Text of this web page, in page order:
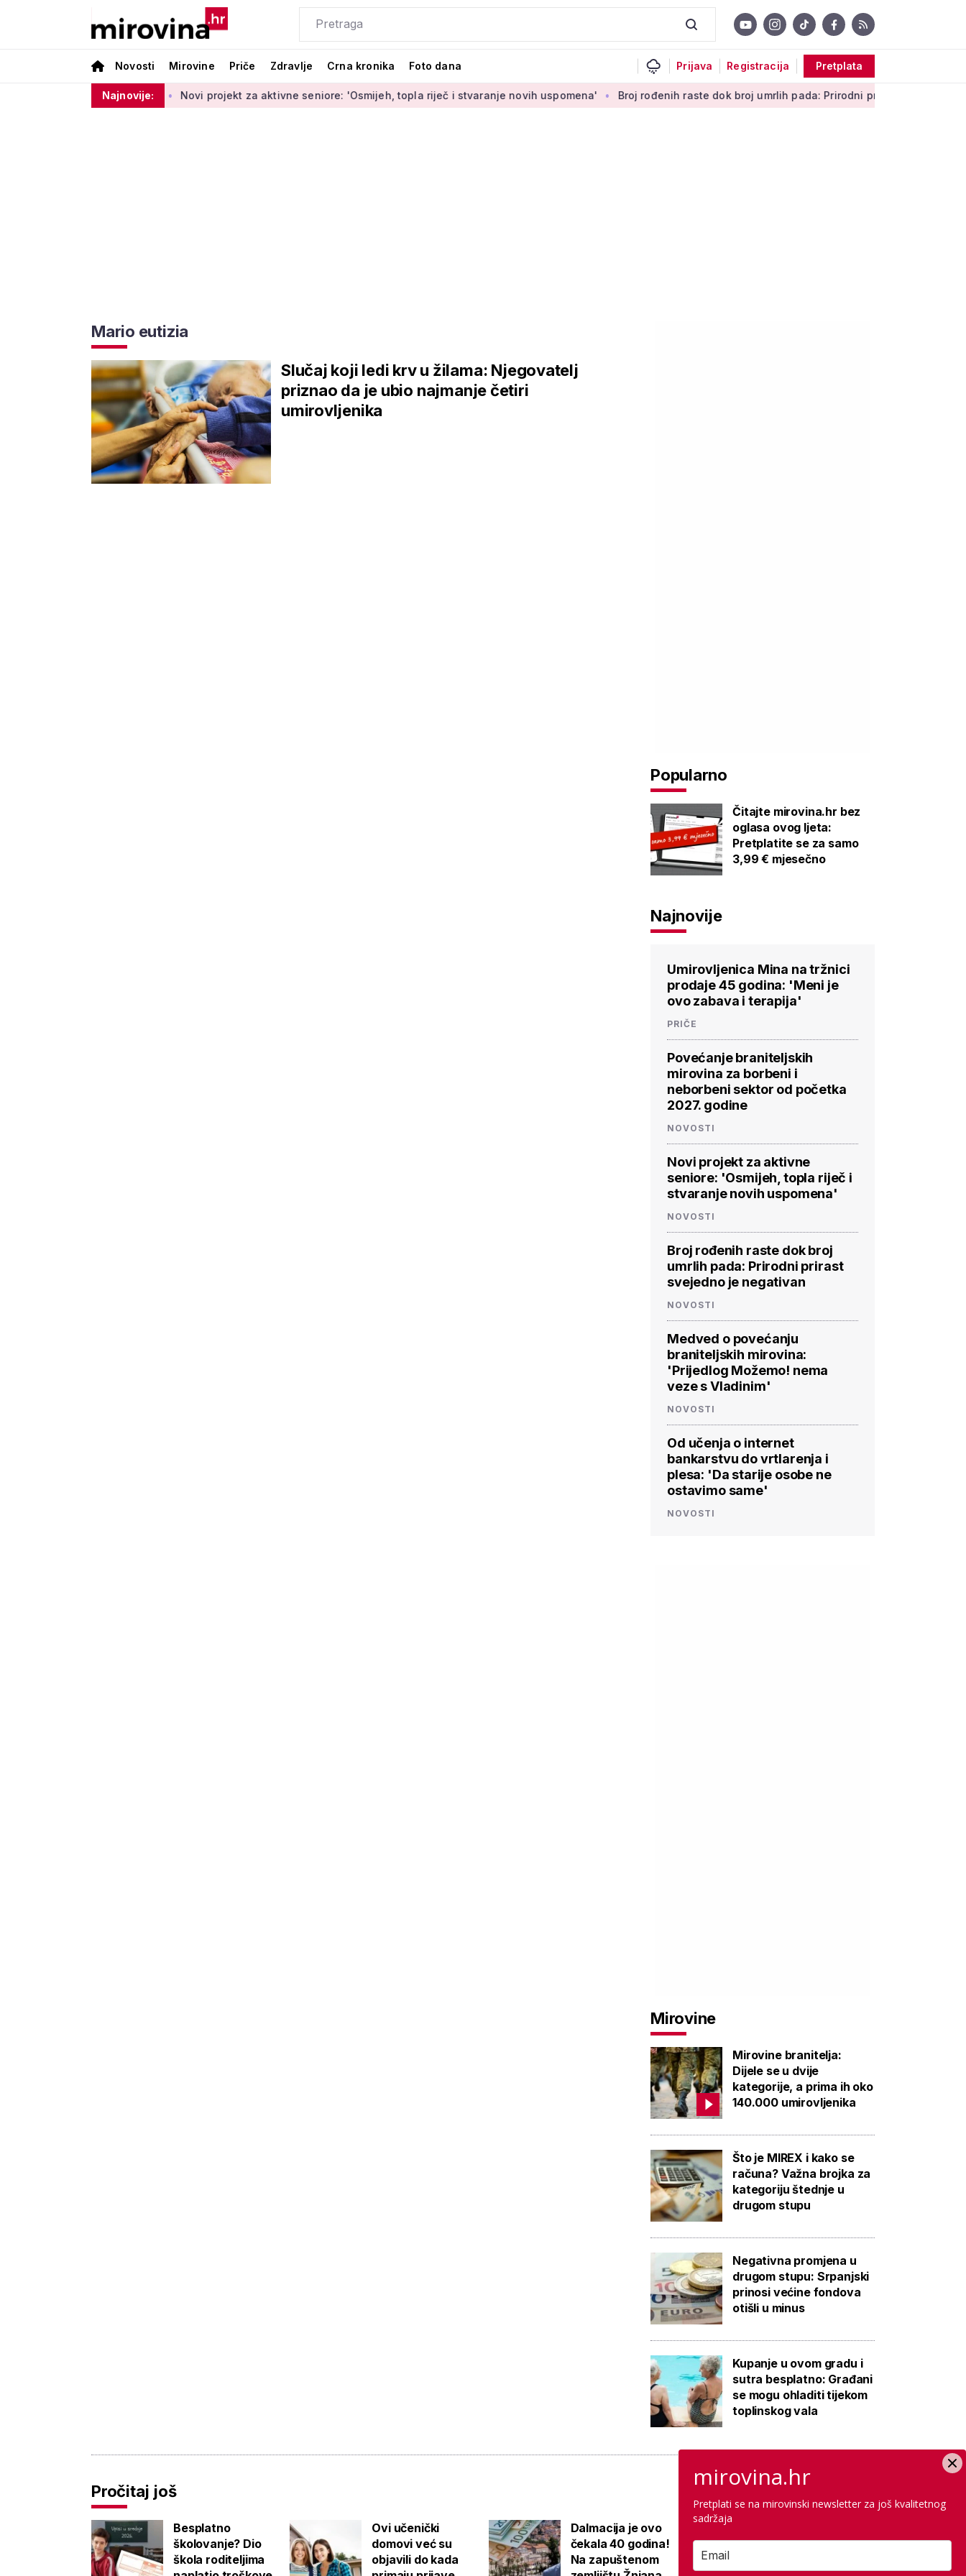
Novosti Mirovine Priče Zdravlje Crna kronika Foto dana Prijava Registracija Pretplata
Najnovije:
2027. godine Novi projekt za aktivne seniore: 'Osmijeh, topla riječ i stvaranje novih uspomena' Broj rođenih raste dok broj umrlih pada: Prirodni prirast svejedno je
Mario eutizia
Slučaj koji ledi krv u žilama: Njegovatelj
priznao da je ubio najmanje četiri
umirovljenika
Popularno
Čitajte mirovina.hr bez
oglasa ovog ljeta:
Pretplatite se za samo
3,99 € mjesečno
Najnovije
Umirovljenica Mina na tržnici
prodaje 45 godina: 'Meni je
ovo zabava i terapija'
PRIČE
Povećanje braniteljskih
mirovina za borbeni i
neborbeni sektor od početka
2027. godine
NOVOSTI
Novi projekt za aktivne
seniore: 'Osmijeh, topla riječ i
stvaranje novih uspomena'
NOVOSTI
Broj rođenih raste dok broj
umrlih pada: Prirodni prirast
svejedno je negativan
NOVOSTI
Medved o povećanju
braniteljskih mirovina:
'Prijedlog Možemo! nema
veze s Vladinim'
NOVOSTI
Od učenja o internet
bankarstvu do vrtlarenja i
plesa: 'Da starije osobe ne
ostavimo same'
NOVOSTI
Mirovine
Mirovine branitelja:
Dijele se u dvije
kategorije, a prima ih oko
140.000 umirovljenika
Što je MIREX i kako se
računa? Važna brojka za
kategoriju štednje u
drugom stupu
Negativna promjena u
drugom stupu: Srpanjski
prinosi većine fondova
otišli u minus
Kupanje u ovom gradu i
sutra besplatno: Građani
se mogu ohladiti tijekom
toplinskog vala
Pročitaj još
Besplatno
školovanje? Dio
škola roditeljima
Ovi učenički
domovi već su
objavili do kada
Dalmacija je ovo
čekala 40 godina!
Na zapuštenom
istoku Hrvatske
mirovina.hr
Pretplati se na mirovinski newsletter za još kvalitetnog
sadržaja